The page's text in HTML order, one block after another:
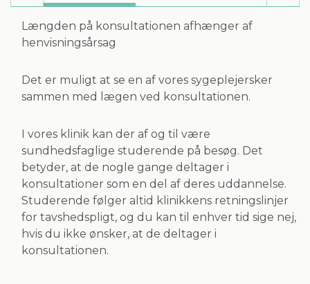
Længden på konsultationen afhænger af
henvisningsårsag
Det er muligt at se en af vores sygeplejersker
sammen med lægen ved konsultationen.
I vores klinik kan der af og til være
sundhedsfaglige studerende på besøg. Det
betyder, at de nogle gange deltager i
konsultationer som en del af deres uddannelse.
Studerende følger altid klinikkens retningslinjer
for tavshedspligt, og du kan til enhver tid sige nej,
hvis du ikke ønsker, at de deltager i
konsultationen.